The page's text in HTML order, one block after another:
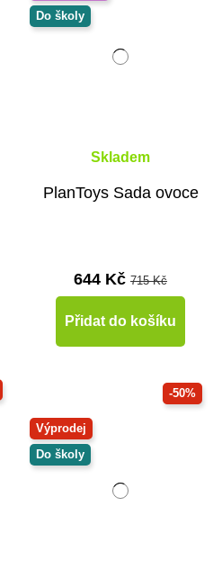
Do školy
Skladem
PlanToys Sada ovoce
644 Kč 715 Kč
Přidat do košíku
-50%
Výprodej
Do školy